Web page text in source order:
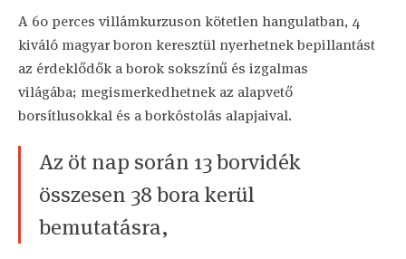
A 60 perces villámkurzuson kötetlen hangulatban, 4
kiváló magyar boron keresztül nyerhetnek bepillantást
az érdeklődők a borok sokszínű és izgalmas
világába; megismerkedhetnek az alapvető
borsítlusokkal és a borkóstolás alapjaival.
Az öt nap során 13 borvidék
összesen 38 bora kerül
bemutatásra,